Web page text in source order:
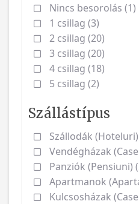
Nincs besorolás (1)
1 csillag (3)
2 csillag (20)
3 csillag (20)
4 csillag (18)
5 csillag (2)
Szállástípus
Szállodák
Vendégházak
Panziók (Pensiuni)
Apartmanok
Kulcsosházak